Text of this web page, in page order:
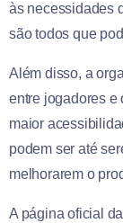
às necessidades
são todos que
Além disso, a
entre jogadores e
maior
podem ser até
melhorarem o
A página oficial